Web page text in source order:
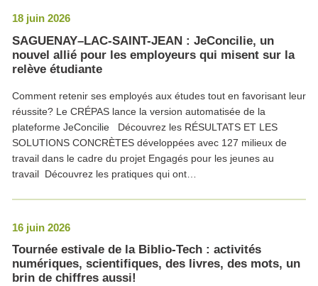
18 juin 2026
SAGUENAY–LAC-SAINT-JEAN : JeConcilie, un
nouvel allié pour les employeurs qui misent sur la
relève étudiante
Comment retenir ses employés aux études tout en favorisant leur
réussite? Le CRÉPAS lance la version automatisée de la
plateforme JeConcilie Découvrez les RÉSULTATS ET LES
SOLUTIONS CONCRÈTES développées avec 127 milieux de
travail dans le cadre du projet Engagés pour les jeunes au
travail Découvrez les pratiques qui ont…
16 juin 2026
Tournée estivale de la Biblio-Tech : activités
numériques, scientifiques, des livres, des mots, un
brin de chiffres aussi!